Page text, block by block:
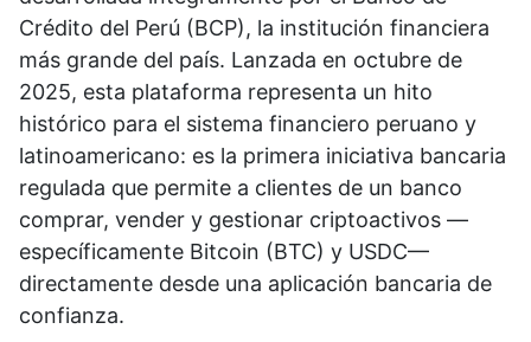
Crédito del Perú (BCP), la institución financiera
más grande del país. Lanzada en octubre de
2025, esta plataforma representa un hito
histórico para el sistema financiero peruano y
latinoamericano: es la primera iniciativa bancaria
regulada que permite a clientes de un banco
comprar, vender y gestionar criptoactivos —
específicamente Bitcoin (BTC) y USDC—
directamente desde una aplicación bancaria de
confianza.